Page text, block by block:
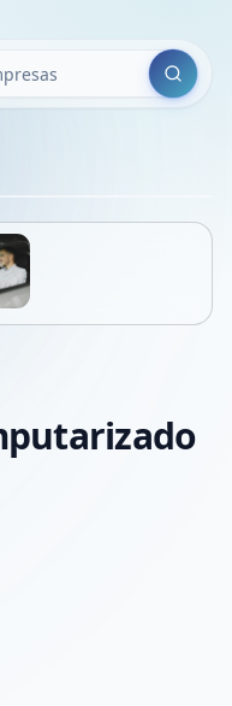
Buscar